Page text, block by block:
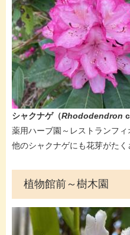
シャクナゲ（Rhododendron
薬用ハーブ園～​​レストランフ
他のシャクナゲにも花芽がたく
植物館前～樹木園